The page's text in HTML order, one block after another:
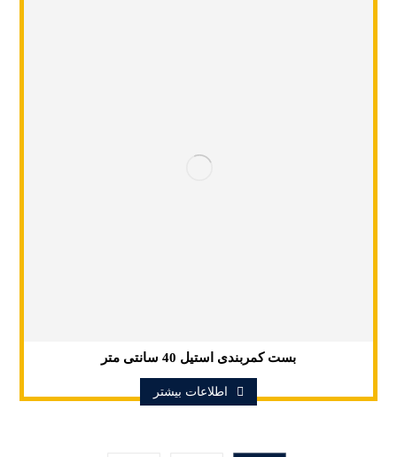
بست کمربندی استیل 40 سانتی متر
اطلاعات بیشتر